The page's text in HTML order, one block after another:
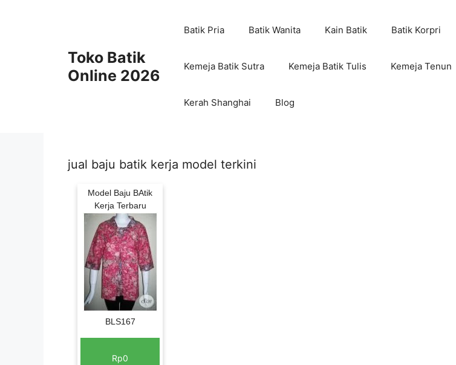
Toko Batik
Online 2026
Batik Pria Batik Wanita Kain Batik Batik Korpri
Kemeja Batik Sutra Kemeja Batik Tulis Kemeja Tenun
Kerah Shanghai Blog
jual baju batik kerja model terkini
Model Baju BAtik
Kerja Terbaru
BLS167
Rp0